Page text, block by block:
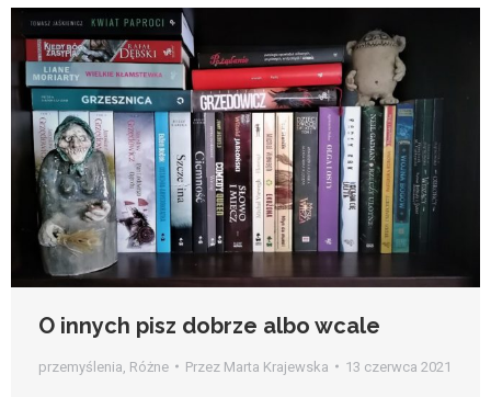
O innych pisz dobrze albo wcale
przemyślenia Różne Przez Marta Krajewska 13 czerwca 2021